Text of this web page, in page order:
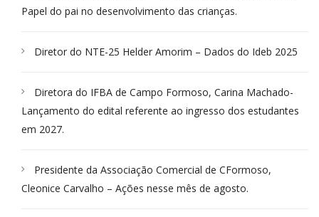
Papel do pai no desenvolvimento das crianças.
Diretor do NTE-25 Helder Amorim – Dados do Ideb 2025
Diretora do IFBA de Campo Formoso, Carina Machado-
Lançamento do edital referente ao ingresso dos estudantes
em 2027.
Presidente da Associação Comercial de CFormoso,
Cleonice Carvalho – Ações nesse mês de agosto.